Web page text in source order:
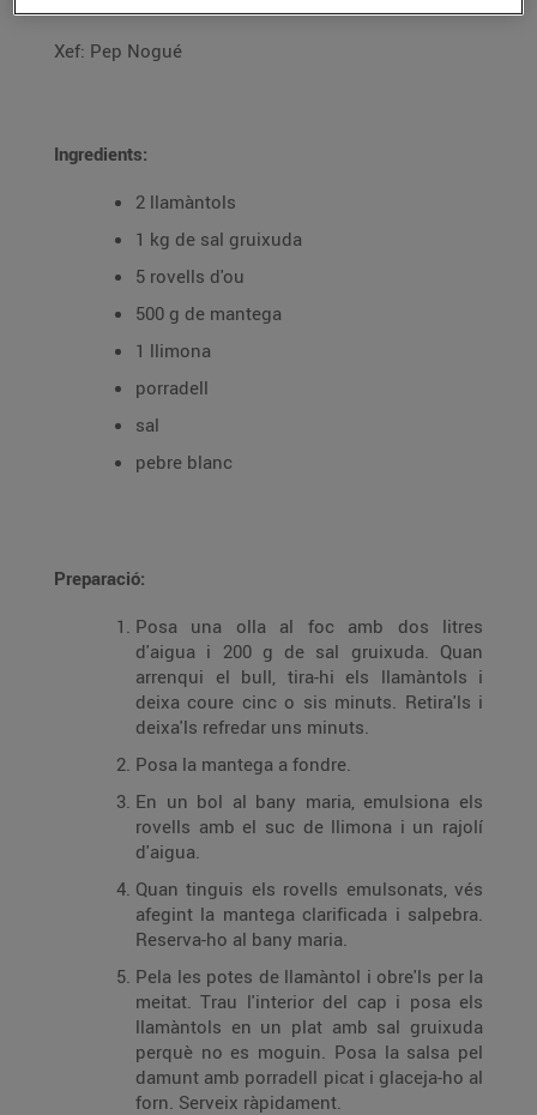
Xef: Pep Nogué
Ingredients:
2 llamàntols
1 kg de sal gruixuda
5 rovells d'ou
500 g de mantega
1 llimona
porradell
sal
pebre blanc
Preparació:
Posa una olla al foc amb dos litres
d'aigua i 200 g de sal gruixuda. Quan
arrenqui el bull, tira-hi els llamàntols i
deixa coure cinc o sis minuts. Retira'ls i
deixa'ls refredar uns minuts.
Posa la mantega a fondre.
En un bol al bany maria, emulsiona els
rovells amb el suc de llimona i un rajolí
d'aigua.
Quan tinguis els rovells emulsonats, vés
afegint la mantega clarificada i salpebra.
Reserva-ho al bany maria.
Pela les potes de llamàntol i obre'ls per la
meitat. Trau l'interior del cap i posa els
llamàntols en un plat amb sal gruixuda
perquè no es moguin. Posa la salsa pel
damunt amb porradell picat i glaceja-ho al
forn. Serveix ràpidament.